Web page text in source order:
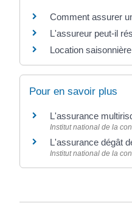
Comment assurer
L'assureur peut-il
Location
Pour en savoir plus
L'assurance
Institut national de la
L'assurance dégât
Institut national de la